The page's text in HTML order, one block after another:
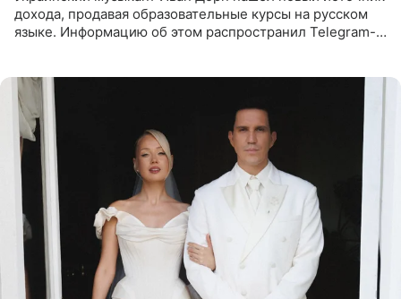
дохода, продавая образовательные курсы на русском
языке. Информацию об этом распространил Telegram-